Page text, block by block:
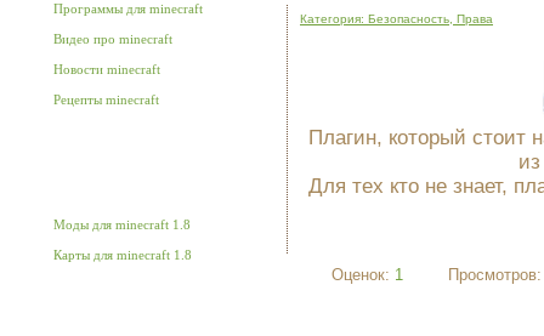
Программы для minecraft
Видео про minecraft
Новости minecraft
Рецепты minecraft
Моды для minecraft 1.8
Карты для minecraft 1.8
Категория: Безопасность, Права
Плагин, который стоит
Для тех кто не знает,
Оценок: 1